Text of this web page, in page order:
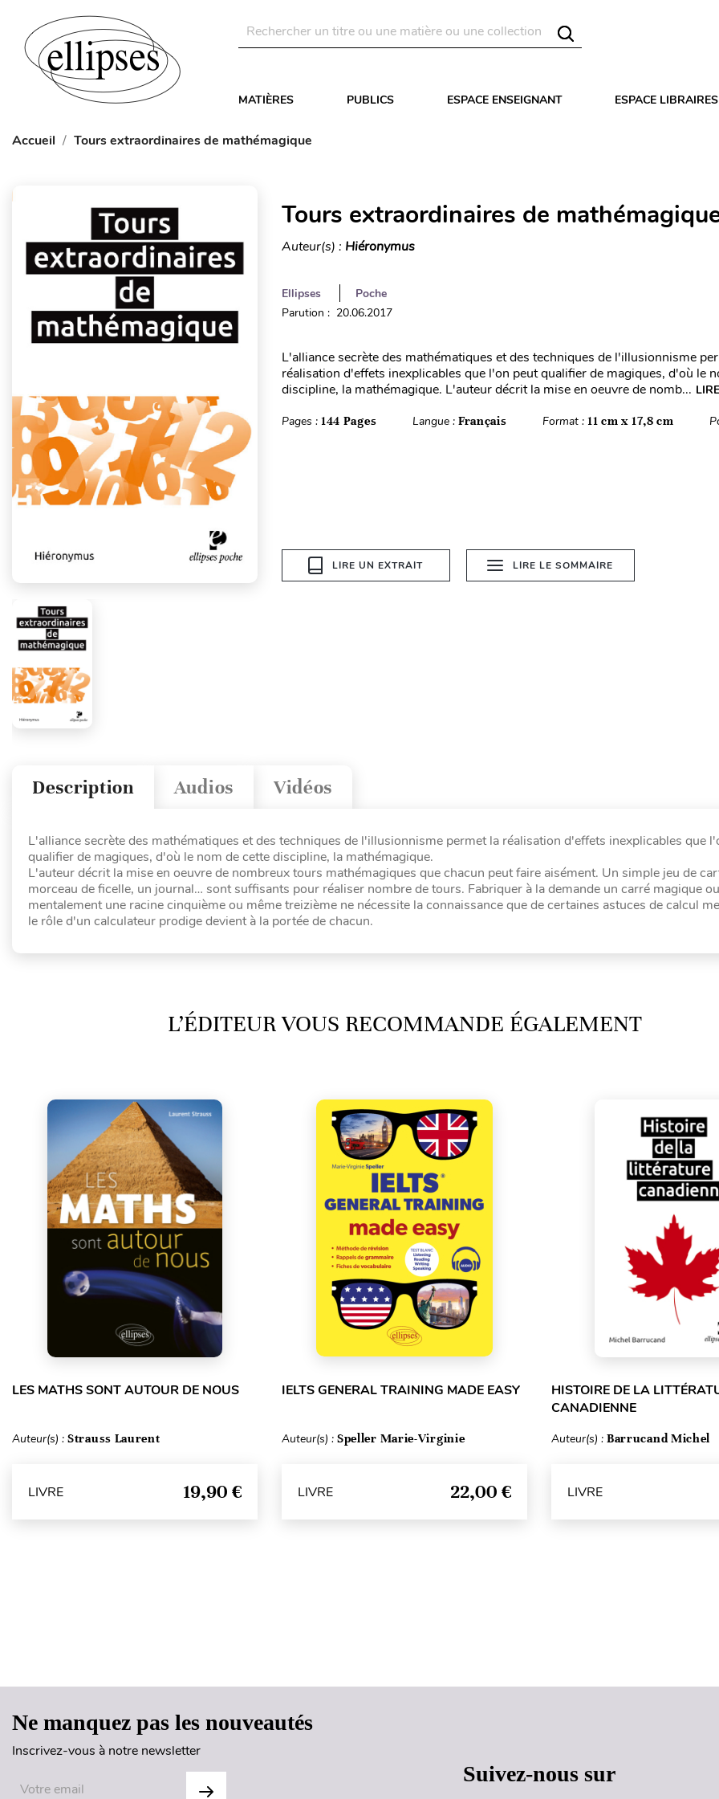
MATIÈRES PUBLICS ESPACE ENSEIGNANT ESPACE LIBRAIRES
Accueil Tours extraordinaires de mathémagique
Tours extraordinaires de
Auteur(s) : Hiéronymus
Ellipses
Poche
Parution : 20.06.2017
L'alliance secrète des mathématiques et des techniques de l'illusionnisme
réalisation d'effets inexplicables que l'on peut qualifier de magiques, d'où le
discipline, la mathémagique. L'auteur décrit la mise en oeuvre de nomb...
Pages : 144 Pages Langue : Français Format :11 cm x 17,8 cm
LIRE UN EXTRAIT LIRE LE SOMMAIRE
Vidéos
Audios
Description
L'alliance secrète des mathématiques et des techniques de l'illusionnisme permet la réalisation d'effets inexplicables que
qualifier de magiques, d'où le nom de cette discipline, la mathémagique.
L'auteur décrit la mise en oeuvre de nombreux tours mathémagiques que chacun peut faire aisément. Un simple jeu de
morceau de ficelle, un journal… sont suffisants pour réaliser nombre de tours. Fabriquer à la demande un carré magique
mentalement une racine cinquième ou même treizième ne nécessite la connaissance que de certaines astuces de calcul
le rôle d'un calculateur prodige devient à la portée de chacun.
L’ÉDITEUR VOUS RECOMMANDE ÉGALEMENT
LES MATHS SONT AUTOUR DE NOUS
Auteur(s) : Strauss Laurent
LIVRE 19,90 €
IELTS GENERAL TRAINING MADE EASY
Auteur(s) : Speller Marie-Virginie
LIVRE 22,00 €
HISTOIRE DE LA
CANADIENNE
Auteur(s) : Barrucand Michel
LIVRE
Ne manquez pas les nouveautés
Inscrivez-vous à notre newsletter
Suivez-nous sur